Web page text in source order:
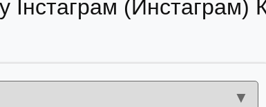
Інстаграм
▼